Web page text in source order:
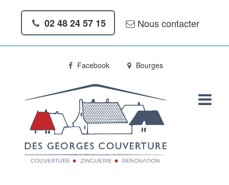
02 48 24 57 15 Nous contacter
Facebook Bourges